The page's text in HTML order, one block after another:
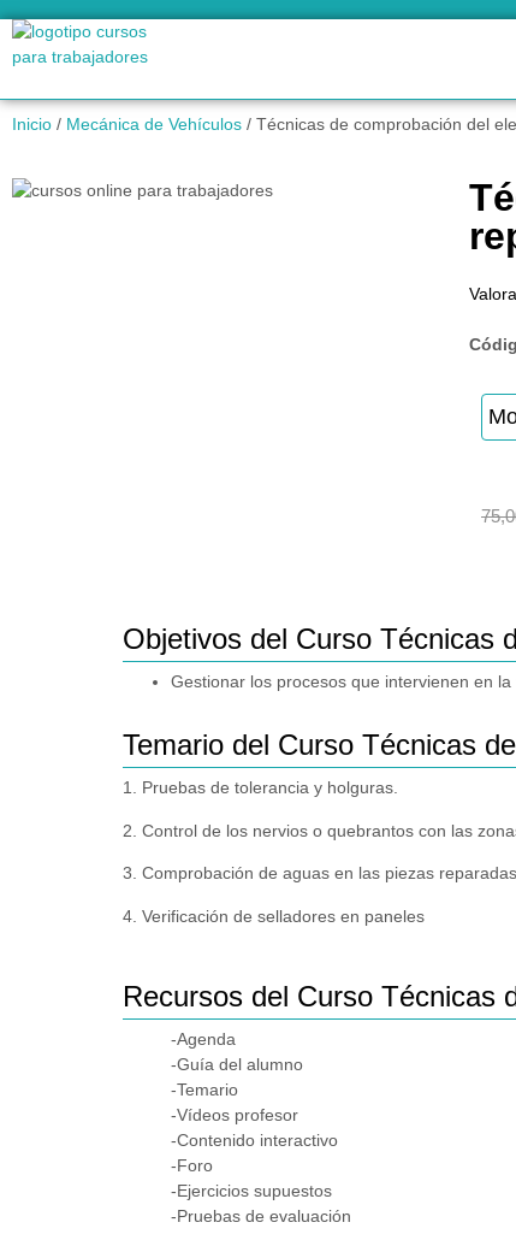
Inicio / Mecánica de Vehículos / Técnicas de comprobación del
Objetivos del Curso Técnicas
Gestionar los procesos que intervienen en
Temario del Curso Técnicas
1. Pruebas de tolerancia y holguras.
2. Control de los nervios o quebrantos con las
3. Comprobación de aguas en las piezas reparadas.
4. Verificación de selladores en paneles
Recursos del Curso Técnicas
-Agenda
-Guía del alumno
-Temario
-Vídeos profesor
-Contenido interactivo
-Foro
-Ejercicios supuestos
-Pruebas de evaluación